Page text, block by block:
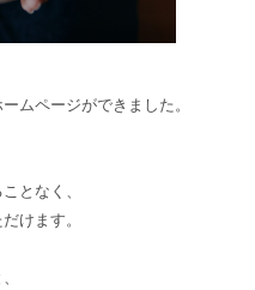
ムページができました。
となく、
けます。